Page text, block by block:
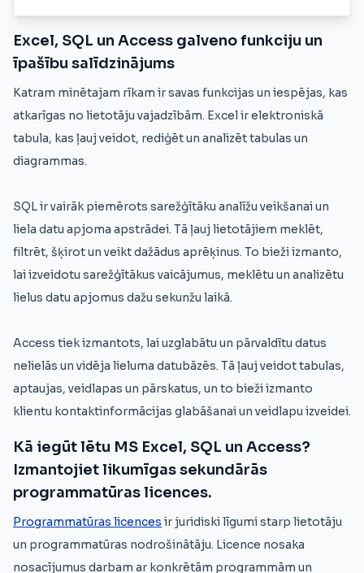
Excel, SQL un Access galveno funkciju un
īpašību salīdzinājums
Katram minētajam rīkam ir savas funkcijas un iespējas, kas
atkarīgas no lietotāju vajadzībām. Excel ir elektroniskā
tabula, kas ļauj veidot, rediģēt un analizēt tabulas un
diagrammas.
SQL ir vairāk piemērots sarežģītāku analīžu veikšanai un
liela datu apjoma apstrādei. Tā ļauj lietotājiem meklēt,
filtrēt, šķirot un veikt dažādus aprēķinus. To bieži izmanto,
lai izveidotu sarežģītākus vaicājumus, meklētu un analizētu
lielus datu apjomus dažu sekunžu laikā.
Access tiek izmantots, lai uzglabātu un pārvaldītu datus
nelielās un vidēja lieluma datubāzēs. Tā ļauj veidot tabulas,
aptaujas, veidlapas un pārskatus, un to bieži izmanto
klientu kontaktinformācijas glabāšanai un veidlapu izveidei.
Kā iegūt lētu MS Excel, SQL un Access?
Izmantojiet likumīgas sekundārās
programmatūras licences.
Programmatūras licences ir juridiski līgumi starp lietotāju
un programmatūras nodrošinātāju. Licence nosaka
nosacījumus darbam ar konkrētām programmām un